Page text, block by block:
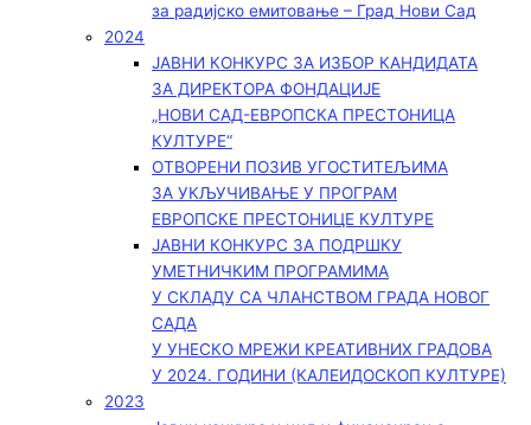
за радијско емитовање – Град Нови Сад
2024
ЈАВНИ КОНКУРС ЗА ИЗБОР КАНДИДАТА
ЗА ДИРЕКТОРА ФОНДАЦИЈЕ
„НОВИ САД-ЕВРОПСКА ПРЕСТОНИЦА
КУЛТУРЕ“
ОТВОРЕНИ ПОЗИВ УГОСТИТЕЉИМА
ЗА УКЉУЧИВАЊЕ У ПРОГРАМ
ЕВРОПСКЕ ПРЕСТОНИЦЕ КУЛТУРЕ
ЈАВНИ КОНКУРС ЗА ПОДРШКУ
УМЕТНИЧКИМ ПРОГРАМИМА
У СКЛАДУ СА ЧЛАНСТВОМ ГРАДА НОВОГ
САДА
У УНЕСКО МРЕЖИ КРЕАТИВНИХ ГРАДОВА
У 2024. ГОДИНИ (КАЛЕИДОСКОП КУЛТУРЕ)
2023